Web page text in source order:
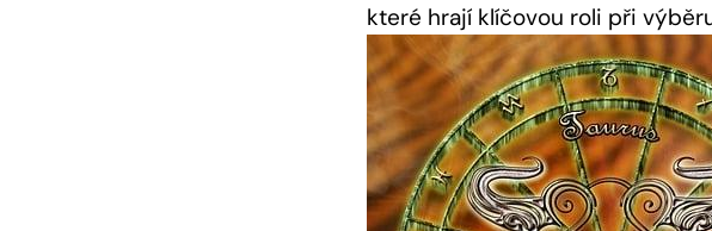
které hrají klíčovou roli při